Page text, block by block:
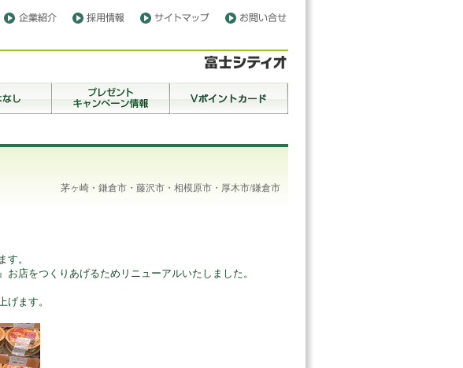
茅ヶ崎・鎌倉市・藤沢市・相模原市・厚木市/鎌倉市
す。
お店をつくりあげるためリニューアルいたしました。
げます。